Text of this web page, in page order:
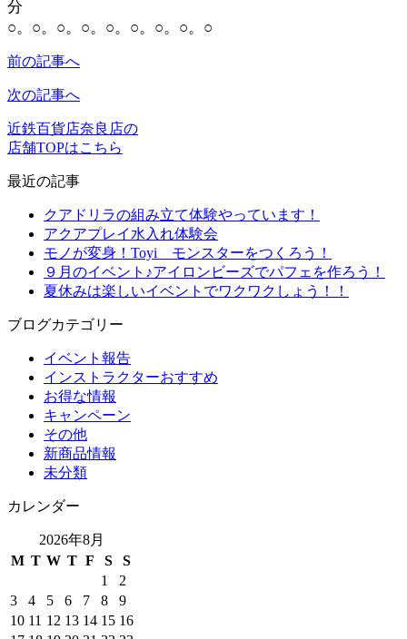
分
○。○。○。○。○。○。○。○。○
前の記事へ
次の記事へ
近鉄百貨店奈良店の
店舗TOPはこちら
最近の記事
クアドリラの組み立て体験やっています！
アクアプレイ水入れ体験会
モノが変身！Toyi モンスターをつくろう！
９月のイベント♪アイロンビーズでパフェを作ろう！
夏休みは楽しいイベントでワクワクしょう！！
ブログカテゴリー
イベント報告
インストラクターおすすめ
お得な情報
キャンペーン
その他
新商品情報
未分類
カレンダー
2026年8月
M T W T F S
S
1
2
3
4 5 6 7 8
9
10 11 12 13 14 15 16